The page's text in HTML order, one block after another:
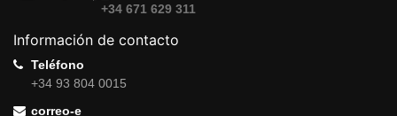
+34 671 629 311
Información de contacto
Teléfono
+34 93 804 0015
correo-e